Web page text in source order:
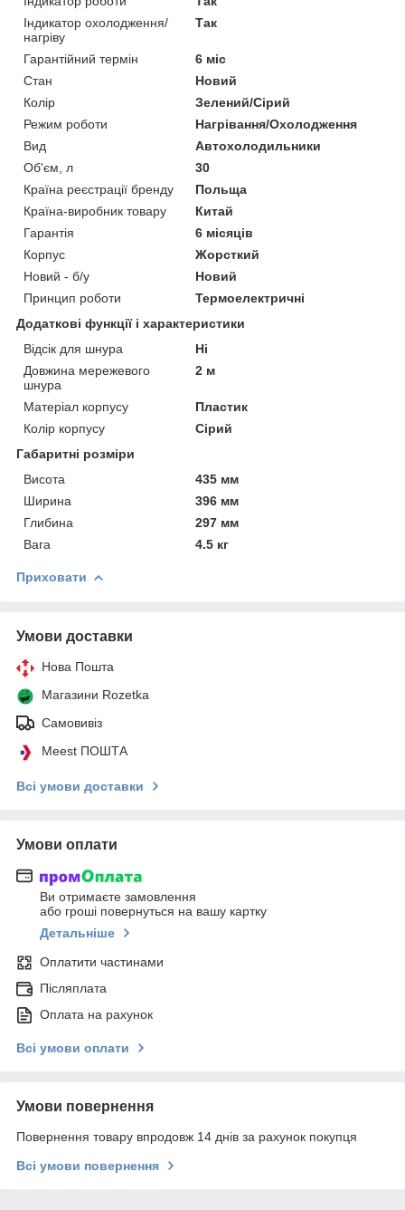
Індикатор охолодження/
нагріву
Так
Гарантійний термін
6 міс
Стан
Новий
Колір
Зелений/Сірий
Режим роботи
Нагрівання/Охолодження
Вид
Автохолодильники
Об'єм, л
30
Країна реєстрації бренду
Польща
Країна-виробник товару
Китай
Гарантія
6 місяців
Корпус
Жорсткий
Новий - б/у
Новий
Принцип роботи
Термоелектричні
Додаткові функції і характеристики
Відсік для шнура
Ні
Довжина мережевого
шнура
2 м
Матеріал корпусу
Пластик
Колір корпусу
Сірий
Габаритні розміри
Висота
435 мм
Ширина
396 мм
Глибина
297 мм
Вага
4.5 кг
Приховати
Умови доставки
Нова Пошта
Магазини Rozetka
Самовивіз
Meest ПОШТА
Всі умови доставки
Умови оплати
Ви отримаєте замовлення
або гроші повернуться на вашу картку
Детальніше
Оплатити частинами
Післяплата
Оплата на рахунок
Всі умови оплати
Умови повернення
Повернення товару впродовж 14 днів за рахунок покупця
Всі умови повернення